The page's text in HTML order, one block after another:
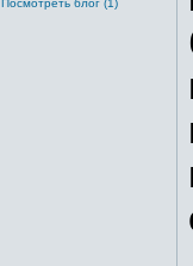
Посмотреть блог (1)